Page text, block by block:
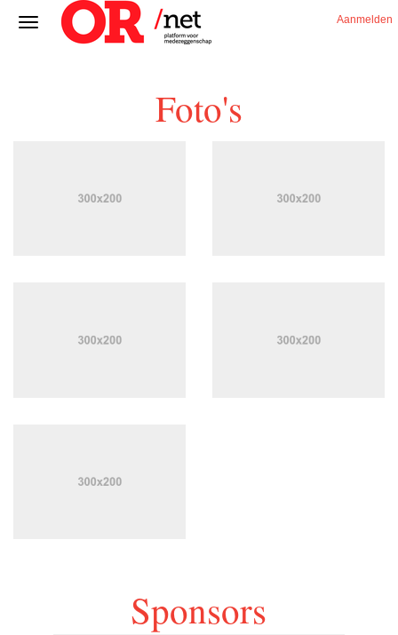
Aanmelden
Foto's
Sponsors